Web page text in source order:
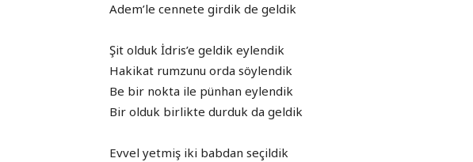
Adem’le cennete girdik de geldik
Şit olduk İdris’e geldik eylendik
Hakikat rumzunu orda söylendik
Be bir nokta ile pünhan eylendik
Bir olduk birlikte durduk da geldik
Evvel yetmiş iki babdan seçildik